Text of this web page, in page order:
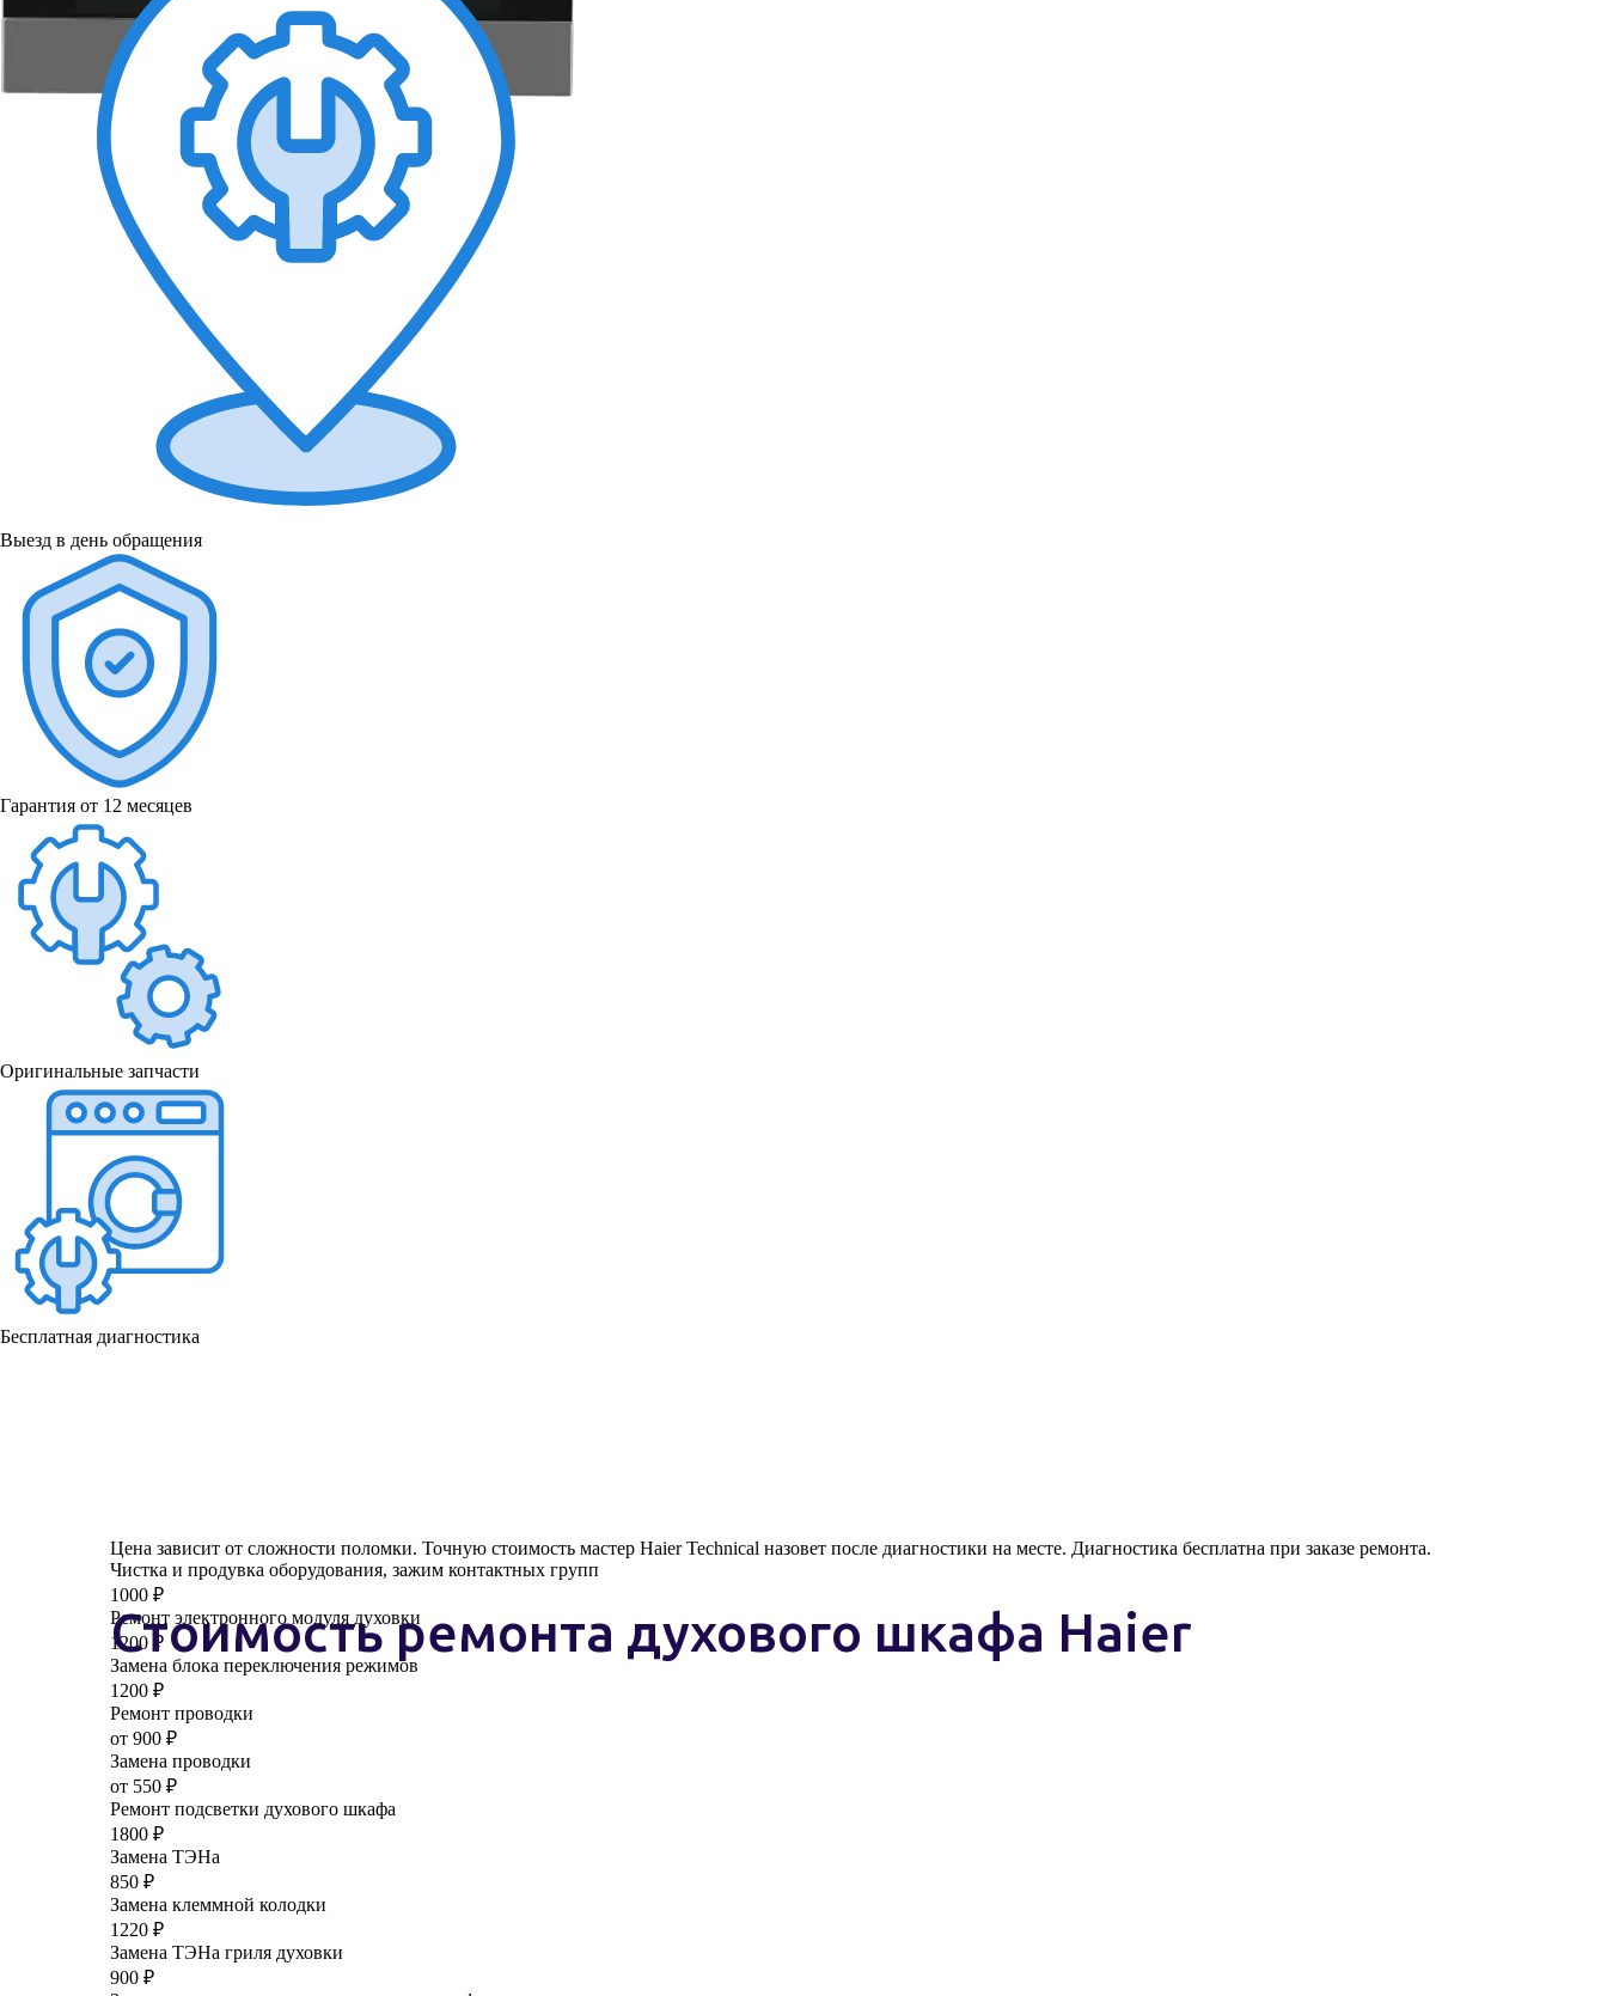
Выезд в день обращения
Гарантия от 12 месяцев
Оригинальные запчасти
Бесплатная диагностика
Стоимость ремонта духового шкафа Haier
Цена зависит от сложности поломки. Точную стоимость мастер Haier Technical назовет после диагностики на месте. Диагностика бесплатна при заказе ремонта.
Чистка и продувка оборудования, зажим контактных групп
1000 ₽
Ремонт электронного модуля духовки
1200 ₽
Замена блока переключения режимов
1200 ₽
Ремонт проводки
от 900 ₽
Замена проводки
от 550 ₽
Ремонт подсветки духового шкафа
1800 ₽
Замена ТЭНа
850 ₽
Замена клеммной колодки
1220 ₽
Замена ТЭНа гриля духовки
900 ₽